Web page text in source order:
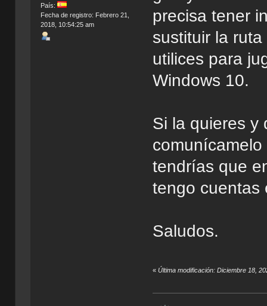
País:
Fecha de registro: Febrero 21,
2018, 10:54:25 am
precisa tener
sustituir la
utilices para
Windows 10.
Si la quieres y
tendrías que
tengo cuentas
Saludos.
«Última modificación: Diciembre 18,